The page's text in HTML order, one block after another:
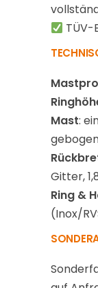
TÜV-
Mast:
Gitter,
Ring &
(Inox/